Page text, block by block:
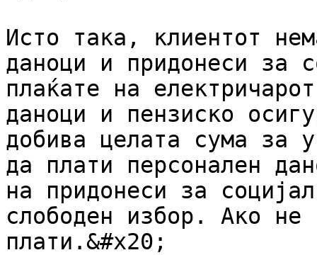
Исто така, клиентот
даноци и придонеси за
плаќате на
даноци и пензиско
добива целата сума за
да плати персонален
на придонеси за
слободен избор. Ако
плати.&#x20;